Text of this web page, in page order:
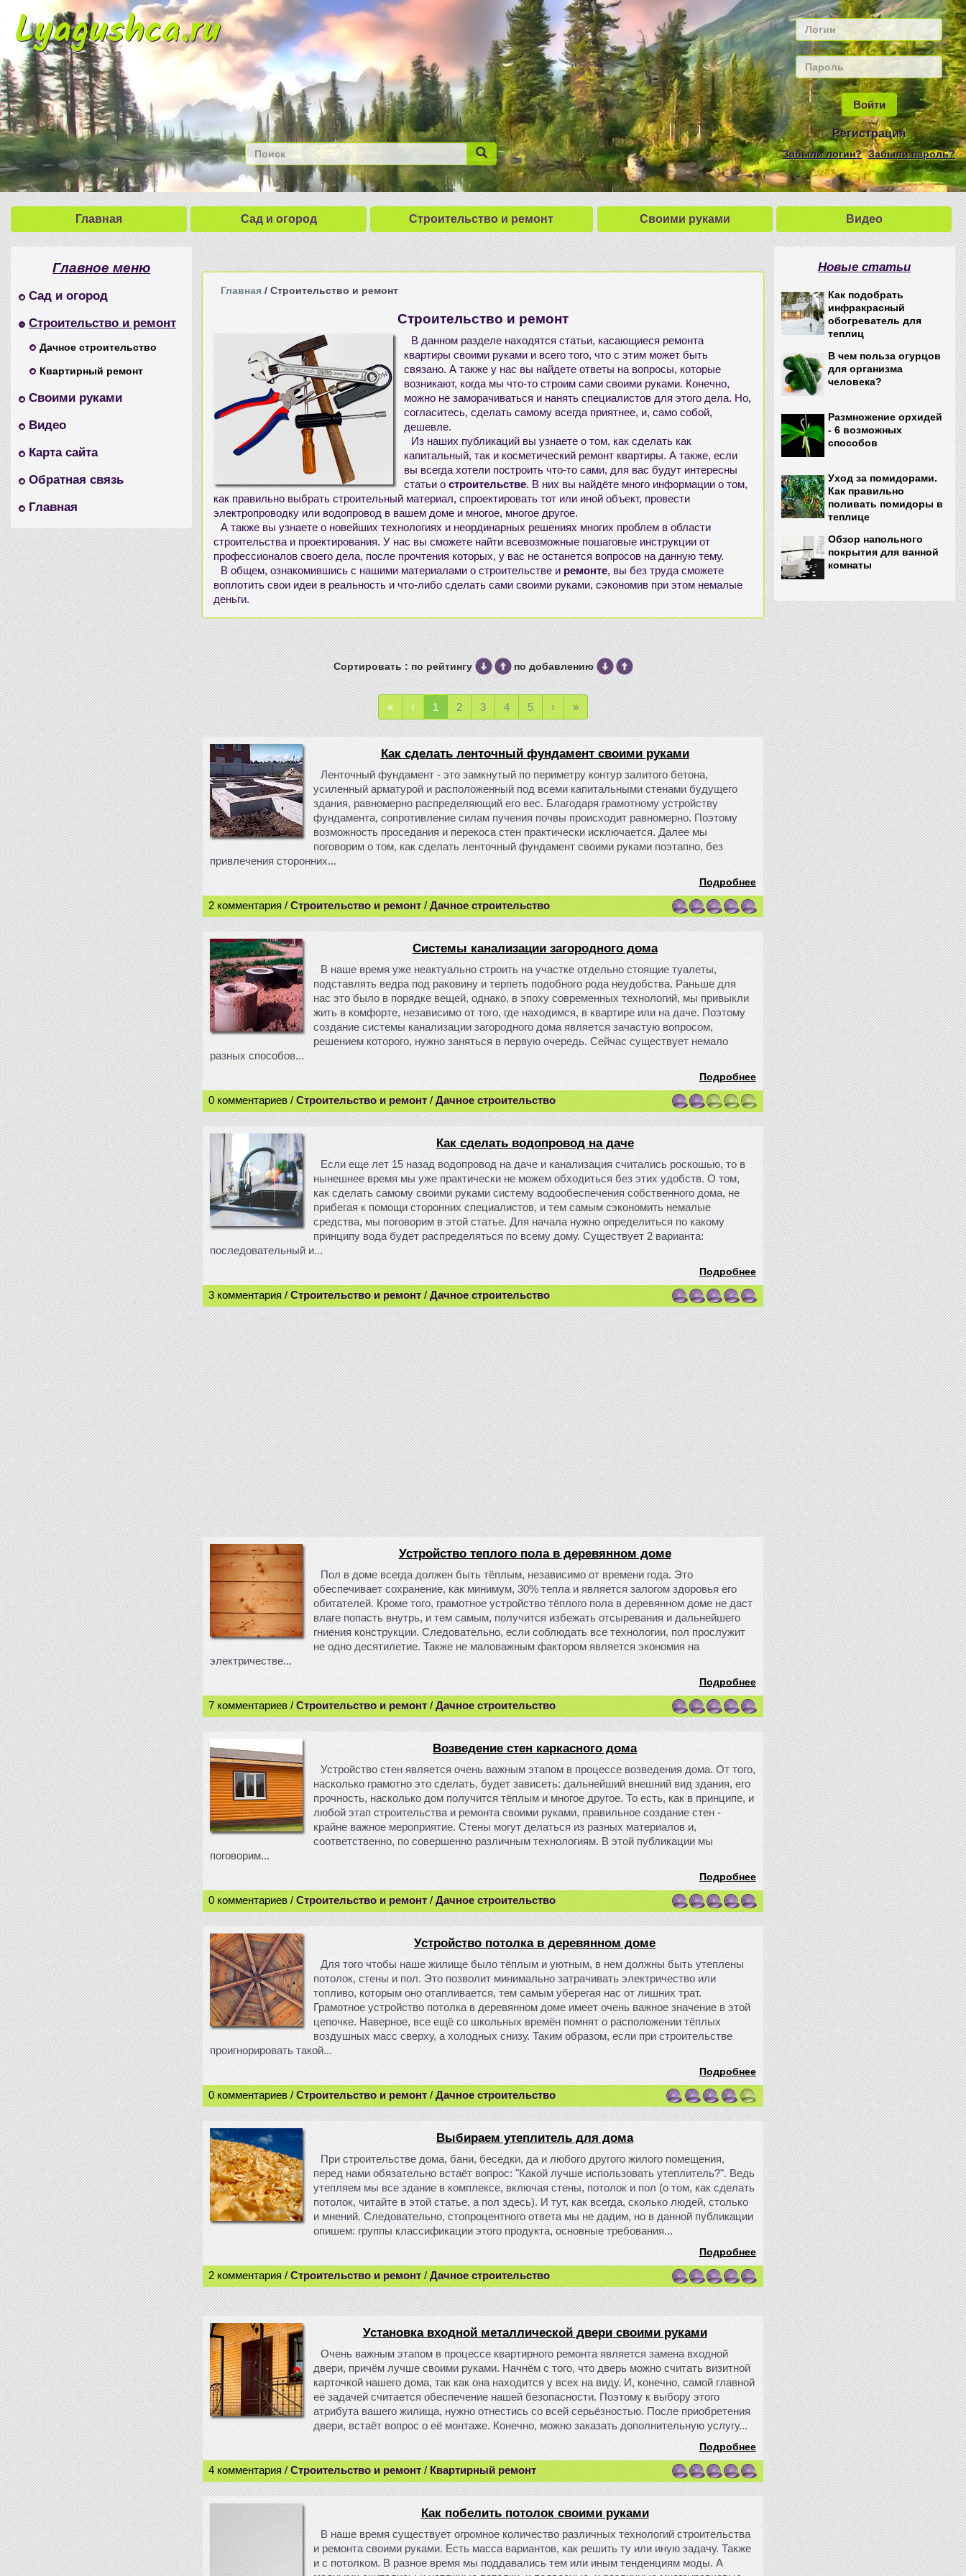
Lyagushca.ru
Регистрация
Забыли логин? Забыли пароль?
Главная Сад и огород Строительство и ремонт Своими руками Видео
Главная / Строительство и ремонт
Строительство и ремонт
В данном разделе находятся статьи, касающиеся ремонта
квартиры своими руками и всего того, что с этим может быть
связано. А также у нас вы найдете ответы на вопросы, которые
возникают, когда мы что-тостроим сами своими руками. Конечно,
можно не заморачиваться и нанять специалистов для этого дела. Но,
согласитесь, сделать самому всегда приятнее, и, само собой,
дешевле.
Из наших публикаций вы узнаете о том, как сделать как
капитальный, так и косметический ремонт квартиры. А также, если
вы всегда хотели построить что-то сами, для вас будут интересны
статьи остроительстве. В них вы найдёте много информации о том,
как правильно выбрать строительный материал, спроектировать тот или иной объект, провести
электропроводку или водопровод в вашем доме и многое, многое другое.
А также вы узнаете о новейших технологиях и неординарных решениях многих проблем в области
строительства и проектирования. У нас вы сможете найти всевозможные пошаговые инструкции от
профессионалов своего дела, после прочтения которых, у вас не останется вопросов на данную тему.
В общем, ознакомившись с нашими материалами о строительстве и ремонте, вы без труда сможете
воплотить свои идеи в реальность и что-либосделать сами своими руками, сэкономив при этом немалые
деньги.
Сортировать : по рейтингу по добавлению
« ‹ 1 2 3 4 5 › »
Как сделать ленточный фундамент своими руками
Ленточный фундамент - это замкнутый по периметру контур залитого бетона,
усиленный арматурой и расположенный под всеми капитальными стенами будущего
здания, равномерно распределяющий его вес. Благодаря грамотному устройству
фундамента, сопротивление силам пучения почвы происходит равномерно. Поэтому
возможность проседания и перекоса стен практически исключается. Далее мы
поговорим о том, как сделать ленточный фундамент своими руками поэтапно, без
привлечения сторонних...
Подробнее
2 комментария /Строительство и ремонт /Дачное строительство
Системы канализации загородного дома
В наше время уже неактуально строить на участке отдельно стоящие туалеты,
подставлять ведра под раковину и терпеть подобного рода неудобства. Раньше для
нас это было в порядке вещей, однако, в эпоху современных технологий, мы привыкли
жить в комфорте, независимо от того, где находимся, в квартире или на даче. Поэтому
создание системы канализации загородного дома является зачастую вопросом,
решением которого, нужно заняться в первую очередь. Сейчас существует немало
разных способов...
Подробнее
0 комментариев /Строительство и ремонт /Дачное строительство
Как сделать водопровод на даче
Если еще лет 15 назад водопровод на даче и канализация считались роскошью, то в
нынешнее время мы уже практически не можем обходиться без этих удобств. О том,
как сделать самому своими руками систему водообеспечения собственного дома, не
прибегая к помощи сторонних специалистов, и тем самым сэкономить немалые
средства, мы поговорим в этой статье. Для начала нужно определиться по какому
принципу вода будет распределяться по всему дому. Существует 2 варианта:
последовательный и...
Подробнее
3 комментария /Строительство и ремонт /Дачное строительство
Устройство теплого пола в деревянном доме
Пол в доме всегда должен быть тёплым, независимо от времени года. Это
обеспечивает сохранение, как минимум, 30% тепла и является залогом здоровья его
обитателей. Кроме того, грамотное устройство тёплого пола в деревянном доме не даст
влаге попасть внутрь, и тем самым, получится избежать отсыревания и дальнейшего
гниения конструкции. Следовательно, если соблюдать все технологии, пол прослужит
не одно десятилетие. Также не маловажным фактором является экономия на
электричестве...
Подробнее
7 комментариев /Строительство и ремонт /Дачное строительство
Возведение стен каркасного дома
Устройство стен является очень важным этапом в процессе возведения дома. От того,
насколько грамотно это сделать, будет зависеть: дальнейший внешний вид здания, его
прочность, насколько дом получится тёплым и многое другое. То есть, как в принципе, и
любой этап строительства и ремонта своими руками, правильное создание стен -
крайне важное мероприятие. Стены могут делаться из разных материалов и,
соответственно, по совершенно различным технологиям. В этой публикации мы
поговорим...
Подробнее
0 комментариев /Строительство и ремонт /Дачное строительство
Устройство потолка в деревянном доме
Для того чтобы наше жилище было тёплым и уютным, в нем должны быть утеплены
потолок, стены и пол. Это позволит минимально затрачивать электричество или
топливо, которым оно отапливается, тем самым уберегая нас от лишних трат.
Грамотное устройство потолка в деревянном доме имеет очень важное значение в этой
цепочке. Наверное, все ещё со школьных времён помнят о расположении тёплых
воздушных масс сверху, а холодных снизу. Таким образом, если при строительстве
проигнорировать такой...
Подробнее
0 комментариев /Строительство и ремонт /Дачное строительство
Выбираем утеплитель для дома
При строительстве дома, бани, беседки, да и любого другого жилого помещения,
перед нами обязательно встаёт вопрос: "Какой лучше использовать утеплитель?". Ведь
утепляем мы все здание в комплексе, включая стены, потолок и пол (о том, как сделать
потолок, читайте в этой статье, а пол здесь). И тут, как всегда, сколько людей, столько
и мнений. Следовательно, стопроцентного ответа мы не дадим, но в данной публикации
опишем: группы классификации этого продукта, основные требования...
Подробнее
2 комментария /Строительство и ремонт /Дачное строительство
Установка входной металлической двери своими руками
Очень важным этапом в процессе квартирного ремонта является замена входной
двери, причём лучше своими руками. Начнём с того, что дверь можно считать визитной
карточкой нашего дома, так как она находится у всех на виду. И, конечно, самой главной
её задачей считается обеспечение нашей безопасности. Поэтому к выбору этого
атрибута вашего жилища, нужно отнестись со всей серьёзностью. После приобретения
двери, встаёт вопрос о её монтаже. Конечно, можно заказать дополнительную услугу...
Подробнее
4 комментария /Строительство и ремонт / Квартирный ремонт
Как побелить потолок своими руками
В наше время существует огромное количество различных технологий строительства
и ремонта своими руками. Есть масса вариантов, как решить ту или иную задачу. Также
и с потолком. В разное время мы поддавались тем или иным тенденциям моды. А
Главное меню
Сад и огород
Строительство и ремонт
Дачное строительство
Квартирный ремонт
Своими руками
Видео
Карта сайта
Обратная связь
Главная
Новые статьи
Как подобрать
инфракрасный
обогреватель для
теплиц
В чем польза огурцов
для организма
человека?
Размножение орхидей
- 6 возможных
способов
Уход за помидорами.
Как правильно
поливать помидоры в
теплице
Обзор напольного
покрытия для ванной
комнаты